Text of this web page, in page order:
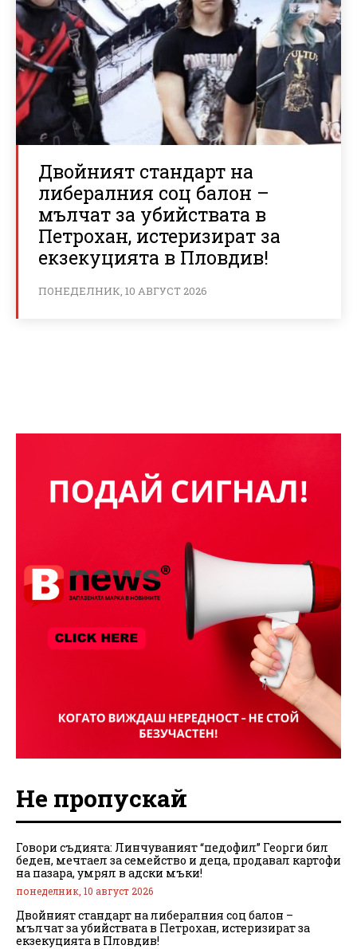
Двойният стандарт на
либералния соц балон –
мълчат за убийствата в
Петрохан, истеризират за
екзекуцията в Пловдив!
ПОНЕДЕЛНИК, 10 АВГУСТ 2026
Не пропускай
Говори съдията: Линчуваният “педофил” Георги бил
беден, мечтаел за семейство и деца, продавал картофи
на пазара, умрял в адски мъки!
понеделник, 10 август 2026
Двойният стандарт на либералния соц балон –
мълчат за убийствата в Петрохан, истеризират за
екзекуцията в Пловдив!